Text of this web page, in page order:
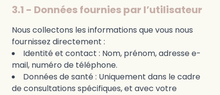
3.1 - Données fournies par l’utilisateur
Nous collectons les informations que vous nous
fournissez directement :
Identité et contact : Nom, prénom, adresse e-
mail, numéro de téléphone.
Données de santé : Uniquement dans le cadre
de consultations spécifiques, et avec votre